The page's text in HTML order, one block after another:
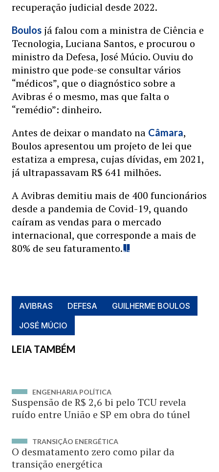
recuperação judicial desde 2022.
Boulos já falou com a ministra de Ciência e
Tecnologia, Luciana Santos, e procurou o
ministro da Defesa, José Múcio. Ouviu do
ministro que pode-se consultar vários
“médicos”, que o diagnóstico sobre a
Avibras é o mesmo, mas que falta o
“remédio”: dinheiro.
Antes de deixar o mandato na Câmara,
Boulos apresentou um projeto de lei que
estatiza a empresa, cujas dívidas, em 2021,
já ultrapassavam R$ 641 milhões.
A Avibras demitiu mais de 400 funcionários
desde a pandemia de Covid-19, quando
caíram as vendas para o mercado
internacional, que corresponde a mais de
80% de seu faturamento.
AVIBRAS DEFESA
GUILHERME BOULOS
JOSÉ MÚCIO
LEIA TAMBÉM
ENGENHARIA POLÍTICA
Suspensão de R$ 2,6 bi pelo TCU revela
ruído entre União e SP em obra do túnel
TRANSIÇÃO ENERGÉTICA
O desmatamento zero como pilar da
transição energética